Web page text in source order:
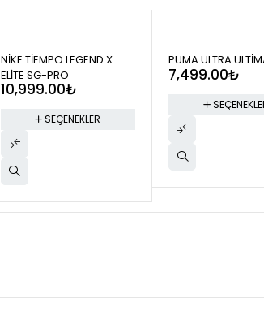
NİKE TİEMPO LEGEND X
ELİTE SG-PRO
10,999.00₺
SEÇENEKLER
PUMA ULTRA
7,499.00₺